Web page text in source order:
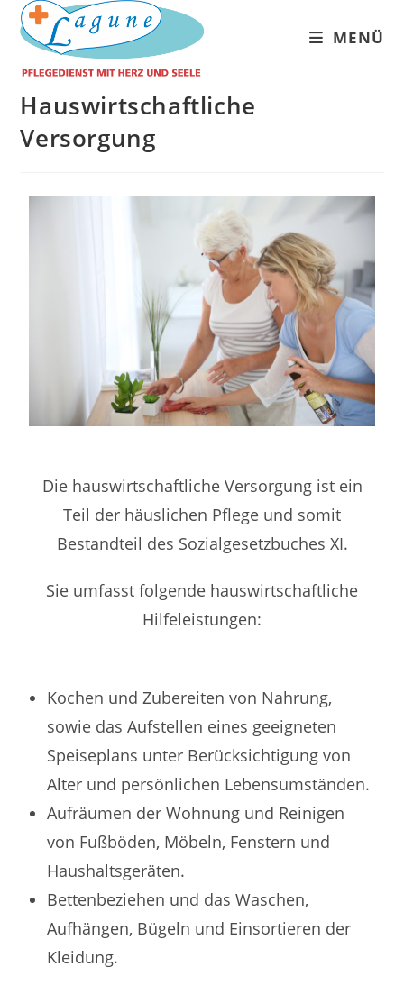
MENÜ
Hauswirtschaftliche
Versorgung
Die hauswirtschaftliche Versorgung ist ein
Teil der häuslichen Pflege und somit
Bestandteil des Sozialgesetzbuches XI.
Sie umfasst folgende hauswirtschaftliche
Hilfeleistungen:
Kochen und Zubereiten von Nahrung,
sowie das Aufstellen eines geeigneten
Speiseplans unter Berücksichtigung von
Alter und persönlichen Lebensumständen.
Aufräumen der Wohnung und Reinigen
von Fußböden, Möbeln, Fenstern und
Haushaltsgeräten.
Bettenbeziehen und das Waschen,
Aufhängen, Bügeln und Einsortieren der
Kleidung.